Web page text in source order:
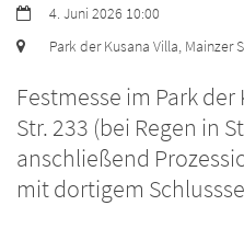
Datum:4. Juni 2026 10:00
Ort:
Park der Kusana Villa, Mainzer
Festmesse im Park
Str. 233 (bei Regen in
anschließend
mit dortigem